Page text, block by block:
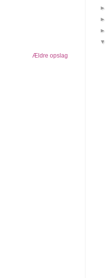
Ældre opslag
►
►
►
▼